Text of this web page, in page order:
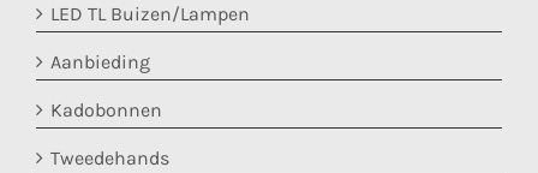
LED TL Buizen/Lampen
Aanbieding
Kadobonnen
Tweedehands